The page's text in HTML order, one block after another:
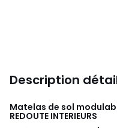
Description
Matelas de sol
REDOUTE INTERIEURS